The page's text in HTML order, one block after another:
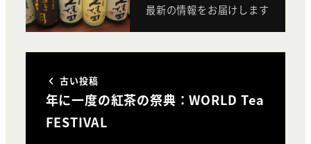
最新の情報をお届けします
古い投稿
年に一度の紅茶の祭典：WORLD Tea
FESTIVAL